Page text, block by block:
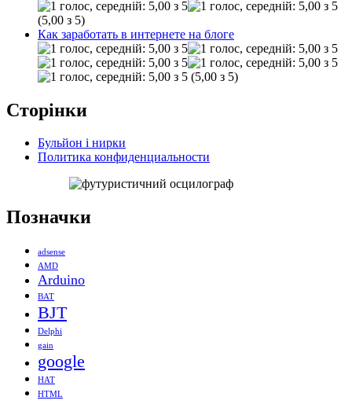
(5,00 з 5)
Как заработать в интернете на блоге
(5,00 з 5)
Сторінки
Бульйон і нирки
Политика конфиденциальности
Позначки
adsense
AMD
Arduino
BAT
BJT
Delphi
gain
google
HAT
HTML